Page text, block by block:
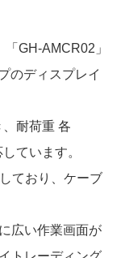
GH-AMCR02」
のディスプレイ
耐荷重 各
ています。
ており、ケーブ
広い作業画面が